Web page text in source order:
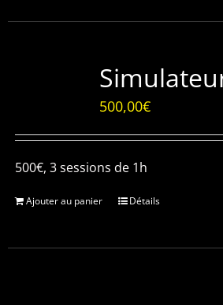
500,00€
500€, 3 sessions de 1h
Ajouter au panier Détails